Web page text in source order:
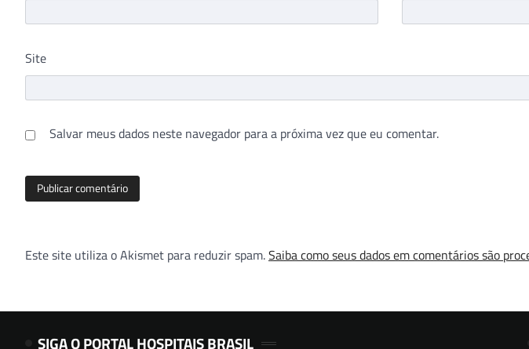
Site
Salvar meus dados neste navegador para a próxima vez que eu comentar.
Este site utiliza o Akismet para reduzir spam.Saiba como seus dados em comentários são
SIGA O PORTAL HOSPITAIS BRASIL